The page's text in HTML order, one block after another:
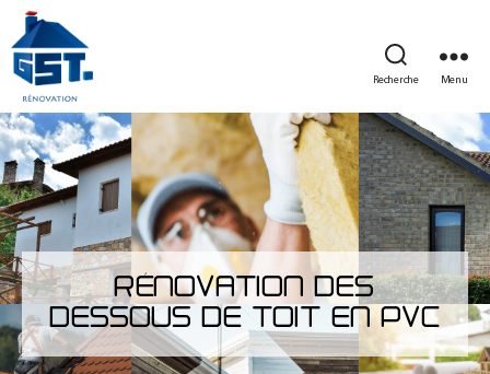
Recherche Menu
RÉNOVATION DES
DESSOUS DE TOIT EN PVC